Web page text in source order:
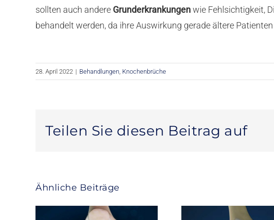
sollten auch andere Grunderkrankungenwie Fehlsichtigkeit,
behandelt werden, da ihre Auswirkung gerade ältere
28. April 2022 | Behandlungen, Knochenbrüche
Teilen Sie diesen Beitrag auf
Ähnliche Beiträge